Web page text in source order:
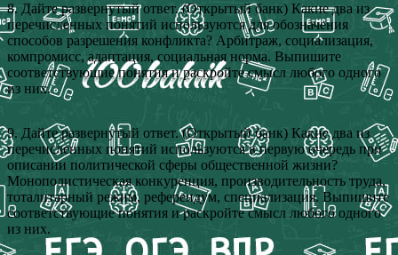
8. Дайте развернутый ответ. (Открытый банк) Какие два из
перечисленных понятий используются для обозначения
способов разрешения конфликта? Арбитраж, социализация,
компромисс, адаптация, социальная норма. Выпишите
соответствующие понятия и раскройте смысл любого одного
из них.
9. Дайте развернутый ответ. (Открытый банк) Какие два из
перечисленных понятий используются в первую очередь при
описании политической сферы общественной жизни?
Монополистическая конкуренция, производительность труда,
тоталитарный режим, референдум, специализация. Выпишите
соответствующие понятия и раскройте смысл любого одного
из них.